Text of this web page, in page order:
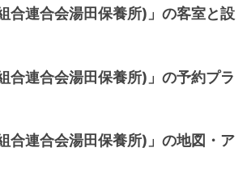
合連合会湯田保養所)」の客室と設
合連合会湯田保養所)」の予約プラ
合連合会湯田保養所)」の地図・ア